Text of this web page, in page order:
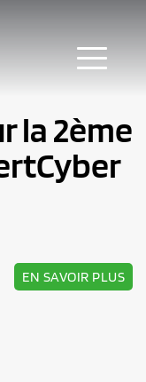
la 2ème
EN SAVOIR PLUS